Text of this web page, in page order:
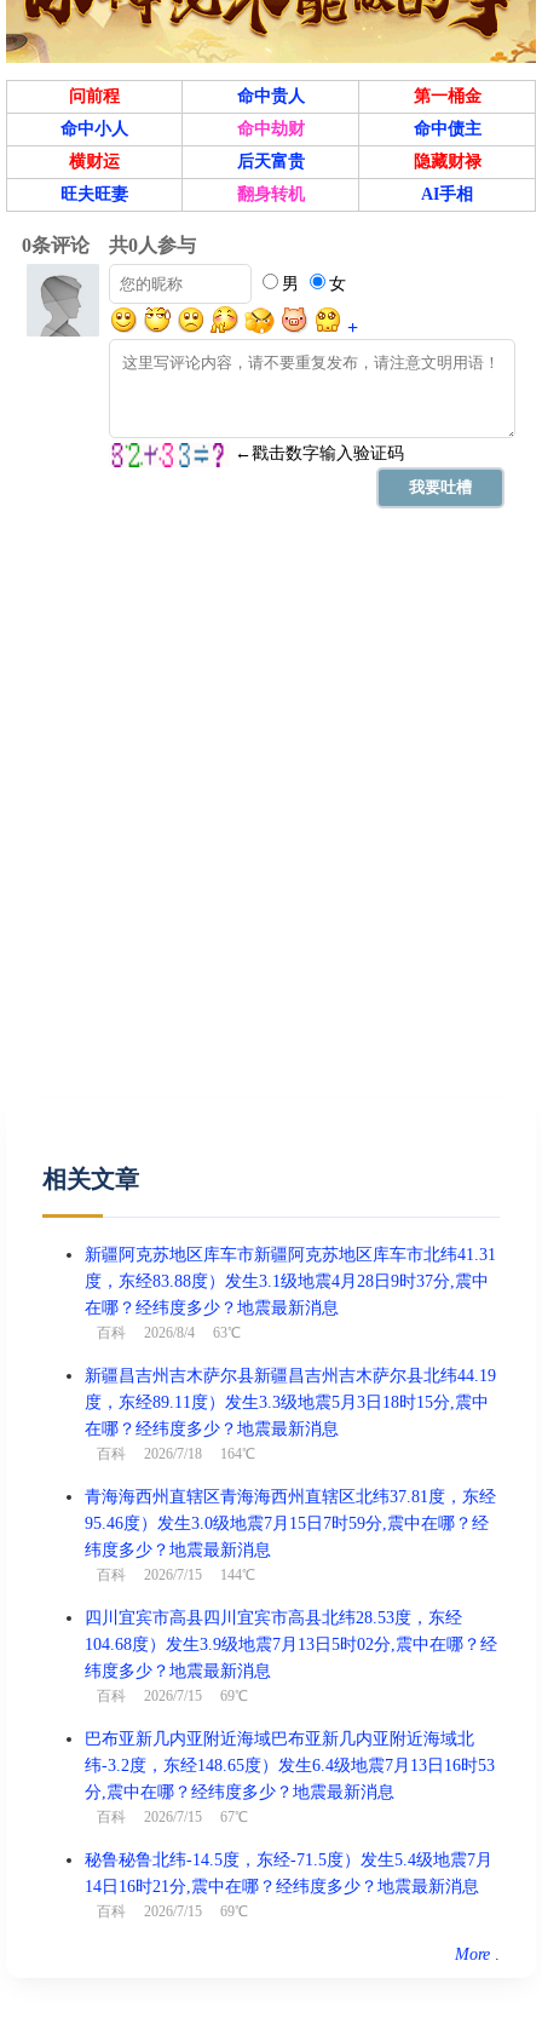
问前程 命中贵人
第一桶金
命中小人
命中劫财
命中债主
横财运
后天富贵
隐藏财禄
旺夫旺妻
翻身转机 AI手相
相关文章
新疆阿克苏地区库车市新疆阿克苏地区库车市北纬41.31
度，东经83.88度）发生3.1级地震4月28日9时37分,震中
在哪？经纬度多少？地震最新消息
百科 2026/8/4 63℃
新疆昌吉州吉木萨尔县新疆昌吉州吉木萨尔县北纬44.19
度，东经89.11度）发生3.3级地震5月3日18时15分,震中
在哪？经纬度多少？地震最新消息
百科 2026/7/18 164℃
青海海西州直辖区青海海西州直辖区北纬37.81度，东经
95.46度）发生3.0级地震7月15日7时59分,震中在哪？经
纬度多少？地震最新消息
百科 2026/7/15 144℃
四川宜宾市高县四川宜宾市高县北纬28.53度，东经
104.68度）发生3.9级地震7月13日5时02分,震中在哪？经
纬度多少？地震最新消息
百科 2026/7/15 69℃
巴布亚新几内亚附近海域巴布亚新几内亚附近海域北
纬-3.2度，东经148.65度）发生6.4级地震7月13日16时53
分,震中在哪？经纬度多少？地震最新消息
百科 2026/7/15 67℃
秘鲁秘鲁北纬-14.5度，东经-71.5度）发生5.4级地震7月
14日16时21分,震中在哪？经纬度多少？地震最新消息
百科 2026/7/15 69℃
More .